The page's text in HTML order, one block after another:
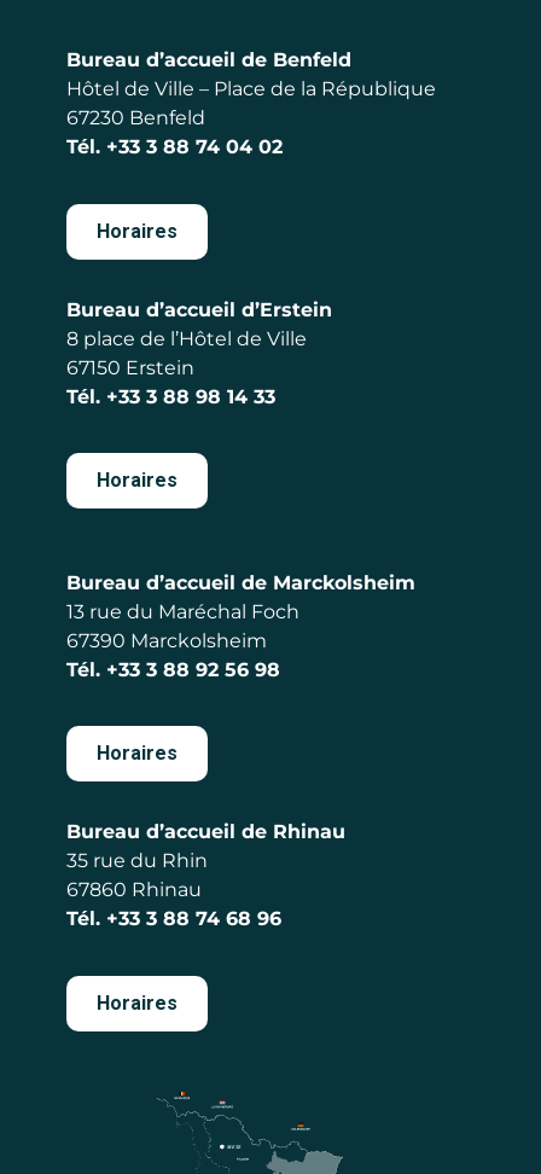
Bureau d’accueil de Benfeld
Hôtel de Ville – Place de la République
67230 Benfeld
Tél. +33 3 88 74 04 02
Horaires
Bureau d’accueil d’Erstein
8 place de l’Hôtel de Ville
67150 Erstein
Tél. +33 3 88 98 14 33
Horaires
Bureau d’accueil de Marckolsheim
13 rue du Maréchal Foch
67390 Marckolsheim
Tél. +33 3 88 92 56 98
Horaires
Bureau d’accueil de Rhinau
35 rue du Rhin
67860 Rhinau
Tél. +33 3 88 74 68 96
Horaires